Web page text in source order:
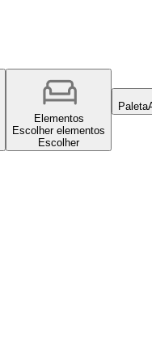
Elementos
Escolher elementos
Escolher
Paleta